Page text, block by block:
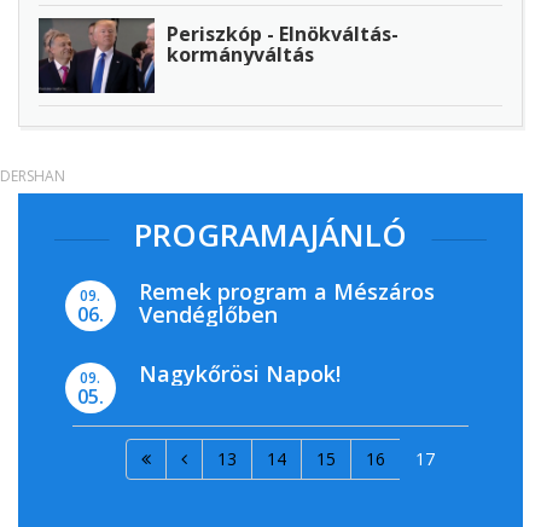
Periszkóp - Elnökváltás-
kormányváltás
PROGRAMAJÁNLÓ
09.
06.
Remek program a Mészáros
Vendéglőben
09.
05.
Nagykőrösi Napok!
13 14 15 16 17
DERSHAN